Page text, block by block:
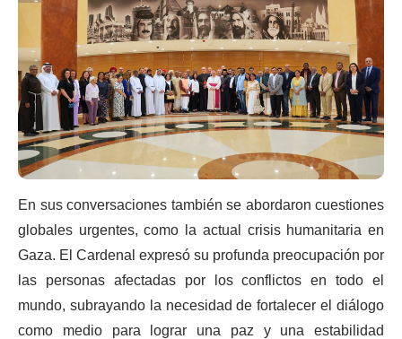
En sus conversaciones también se abordaron cuestiones
globales urgentes, como la actual crisis humanitaria en
Gaza. El Cardenal expresó su profunda preocupación por
las personas afectadas por los conflictos en todo el
mundo, subrayando la necesidad de fortalecer el diálogo
como medio para lograr una paz y una estabilidad